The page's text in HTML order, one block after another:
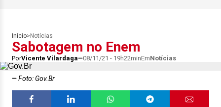
Início> Notícias
Sabotagem no Enem
PorVicente Vilardaga 08/11/21 - 19h22minEmNotícias
Foto: Gov.Br